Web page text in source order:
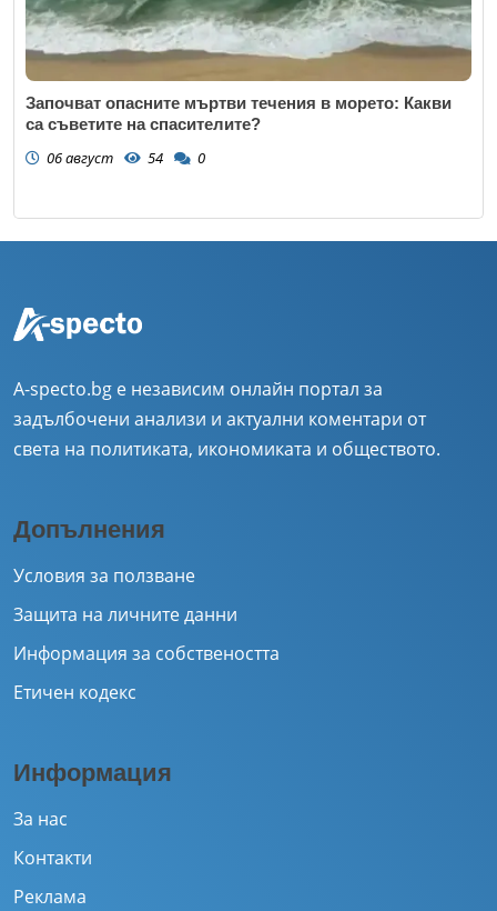
Започват опасните мъртви течения в морето: Какви
са съветите на спасителите?
06 август 54 0
A-specto.bg е независим онлайн портал за
задълбочени анализи и актуални коментари от
света на политиката, икономиката и обществото.
Допълнения
Условия за ползване
Защита на личните данни
Информация за собствеността
Етичен кодекс
Информация
За нас
Контакти
Реклама